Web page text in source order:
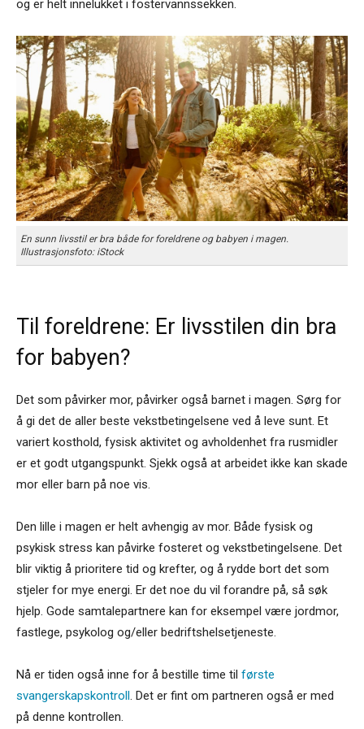
og er helt innelukket i fostervannssekken.
En sunn livsstil er bra både for foreldrene og babyen i magen.
Illustrasjonsfoto: iStock
Til foreldrene: Er livsstilen din bra
for babyen?
Det som påvirker mor, påvirker også barnet i magen. Sørg for
å gi det de aller beste vekstbetingelsene ved å leve sunt. Et
variert kosthold, fysisk aktivitet og avholdenhet fra rusmidler
er et godt utgangspunkt. Sjekk også at arbeidet ikke kan skade
mor eller barn på noe vis.
Den lille i magen er helt avhengig av mor. Både fysisk og
psykisk stress kan påvirke fosteret og vekstbetingelsene. Det
blir viktig å prioritere tid og krefter, og å rydde bort det som
stjeler for mye energi. Er det noe du vil forandre på, så søk
hjelp. Gode samtalepartnere kan for eksempel være jordmor,
fastlege, psykolog og/eller bedriftshelsetjeneste.
Nå er tiden også inne for å bestille time til første
svangerskapskontroll. Det er fint om partneren også er med
på denne kontrollen.